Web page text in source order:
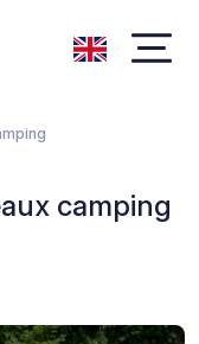
camping